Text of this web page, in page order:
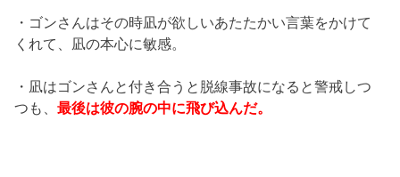
・ゴンさんはその時凪が欲しいあたたかい言葉をかけて
くれて、凪の本心に敏感。
・凪はゴンさんと付き合うと脱線事故になると警戒しつ
つも、最後は彼の腕の中に飛び込んだ。